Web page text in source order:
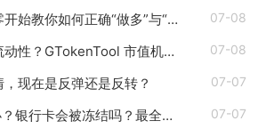
教你如何正确“做多”与“做空” 07-08
市值机器人帮您打破僵局 07-08
现在是反弹还是反转？ 07-07
结吗？最全假USDT避坑指南（新手必读） 07-07